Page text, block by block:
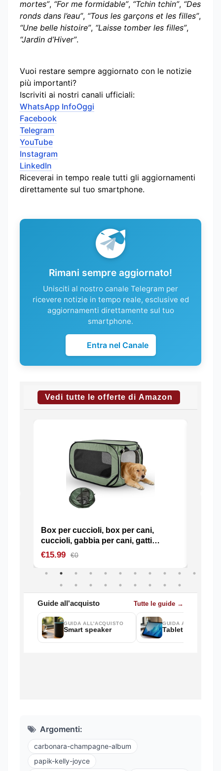
mortes”, “For me formidable”, “Tchin tchin”, “Des
ronds dans l’eau”, “Tous les garçons et les filles”,
“Une belle histoire”, “Laisse tomber les filles”,
“Jardin d’Hiver”.
Vuoi restare sempre aggiornato con le notizie
più importanti?
Iscriviti ai nostri canali ufficiali:
WhatsApp InfoOggi
Facebook
Telegram
YouTube
Instagram
LinkedIn
Riceverai in tempo reale tutti gli aggiornamenti
direttamente sul tuo smartphone.
Rimani sempre aggiornato!
Unisciti al nostro canale Telegram per
ricevere notizie in tempo reale, esclusive ed
aggiornamenti direttamente sul tuo
smartphone.
Entra nel Canale
Argomenti:
carbonara-champagne-album
papik-kelly-joyce